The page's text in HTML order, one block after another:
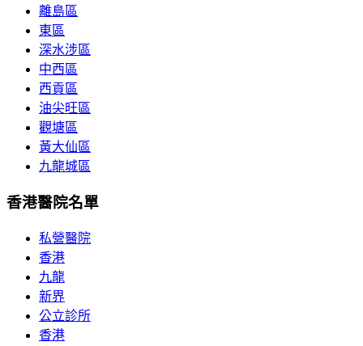
離島區
東區
深水涉區
中西區
西貢區
油尖旺區
觀塘區
黃大仙區
九龍城區
香港醫院名單
私營醫院
香港
九龍
新界
公立診所
香港